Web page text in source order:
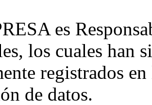
es
los cuales han
registrados
de datos.